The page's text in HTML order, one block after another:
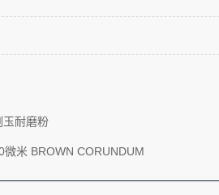
玉耐磨粉
米 BROWN CORUNDUM